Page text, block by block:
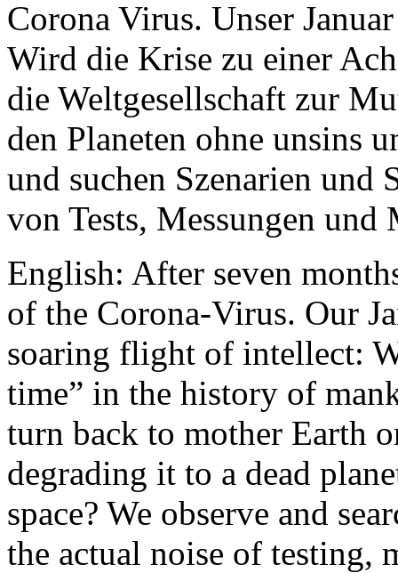
Corona Virus. Unser
Wird die Krise zu einer
die Weltgesellschaft zur
den Planeten ohne unsins
und suchen Szenarien und
von Tests, Messungen und
English: After seven
of the Corona-Virus. Our
soaring flight of intellect:
time” in the history of
turn back to mother Earth
degrading it to a dead
space? We observe and
the actual noise of testing,